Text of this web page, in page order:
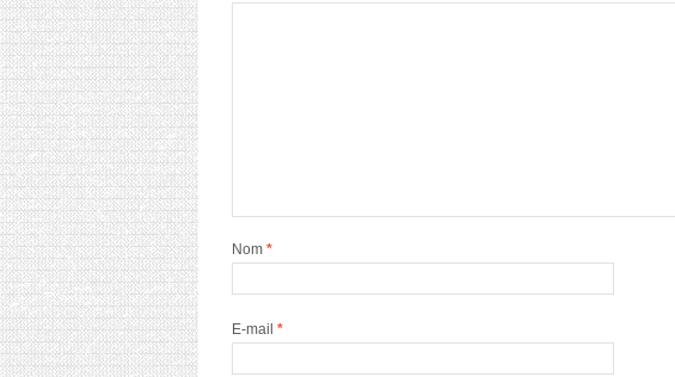
Nom *
E-mail *